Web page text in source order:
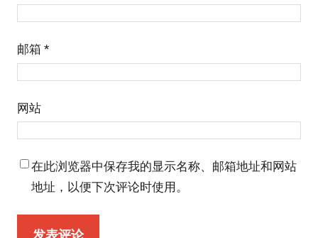
邮箱 *
网站
在此浏览器中保存我的显示名称、邮箱地址和网站
地址，以便下次评论时使用。